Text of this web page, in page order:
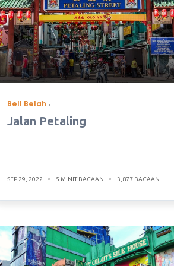
Beli Belah
Jalan Petaling
SEP 29, 2022 5 MINIT BACAAN 3,877 BACAAN